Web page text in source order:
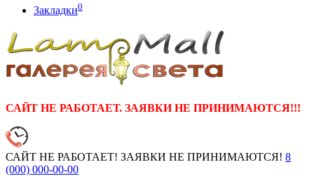
Закладки0
САЙТ НЕ РАБОТАЕТ. ЗАЯВКИ НЕ ПРИНИМАЮТСЯ!!!
САЙТ НЕ РАБОТАЕТ! ЗАЯВКИ НЕ ПРИНИМАЮТСЯ! 8
(000) 000-00-00